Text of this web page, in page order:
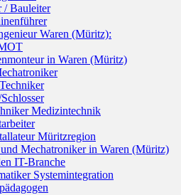
/ Bauleiter
Waren (Müritz):
in Waren (Müritz)
Medizintechnik
Müritzregion
Mechatroniker in Waren (Müritz)
IT-Branche
Systemintegration